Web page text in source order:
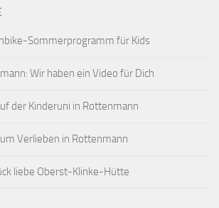
Sommerprogramm für Kids
Wir haben ein Video für Dich
der Kinderuni in Rottenmann
Verlieben in Rottenmann
liebe Oberst-Klinke-Hütte